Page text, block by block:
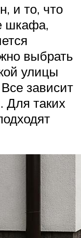
и то, что
шкафа,
выбрать
улицы
зависит
Для таких